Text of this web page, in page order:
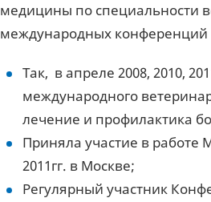
медицины по специальности
международных конференций
Так, в апреле 2008, 2010,
международного
лечение и профилактика
Приняла участие в
2011гг. в Москве;
Регулярный участник